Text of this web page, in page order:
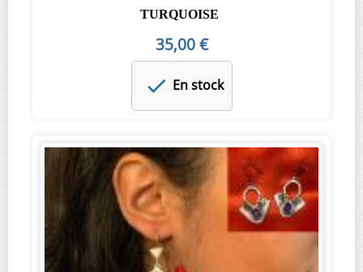
TURQUOISE
35,00 €
En stock